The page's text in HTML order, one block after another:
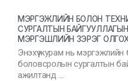
МЭРГЭЖЛИЙН БОЛОН
СУРГАЛТЫН
МЭРГЭШЛИЙН ЗЭРЭГ
Энэхүү журам нь
боловсролын сургалтын
ажилтанд …